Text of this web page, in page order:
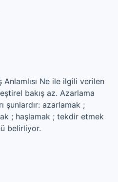
Ne ile ilgili verilen
bakış az. Azarlama
şunlardır: azarlamak ;
; haşlamak ; tekdir etmek
belirliyor.